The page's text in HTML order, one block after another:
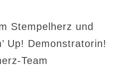
Stempelherz und
Up! Demonstratorin!
Team